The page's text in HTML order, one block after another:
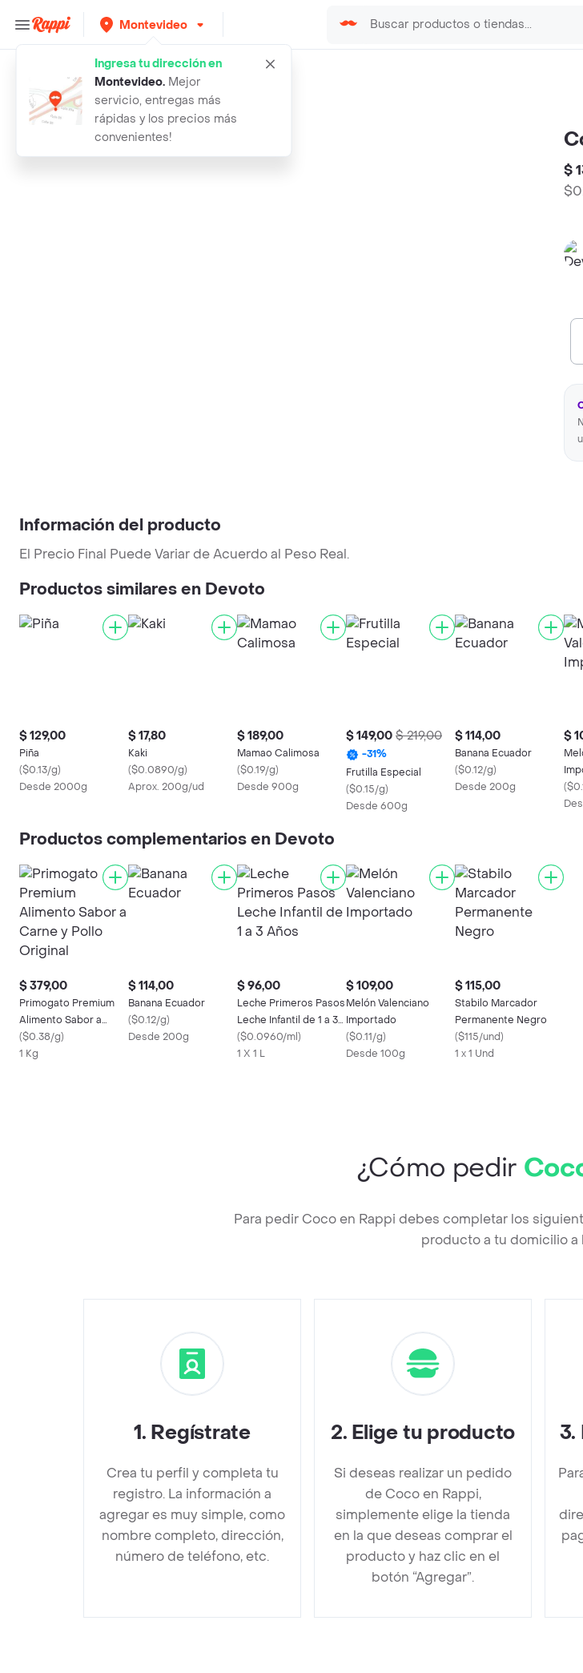
Montevideo
Ingresa tu dirección en
Montevideo. Mejor
servicio, entregas más
rápidas y los precios más
convenientes!
Búsquedas relacionadas:Frutas,Primogato
Rappi coco
$
Información del producto
El Precio Final Puede Variar de Acuerdo al Peso Real.
Productos similares en Devoto
$ 129,00
Piña
($0.13/g)
Desde 2000g
$ 17,80
Kaki
($0.0890/g)
Aprox. 200g/ud
$ 189,00
Mamao Calimosa
($0.19/g)
Desde 900g
$ 149,00 $ 219,00
-31%
Frutilla Especial
($0.15/g)
Desde 600g
$ 114,00
Banana Ecuador
($0.12/g)
Desde 200g
$
(
Productos complementarios en Devoto
$ 379,00
Primogato Premium
Alimento Sabor a
Carne y Pollo Original
($0.38/g)
1 Kg
$ 114,00
Banana Ecuador
($0.12/g)
Desde 200g
$ 96,00
Leche Primeros Pasos
Leche Infantil de 1 a 3
Años
($0.0960/ml)
1 X 1 L
$ 109,00
Melón Valenciano
Importado
($0.11/g)
Desde 100g
$ 115,00
Stabilo Marcador
Permanente Negro
($115/und)
1 x 1 Und
¿Cómo pedir
Para pedir Coco en Rappi debes completar los
producto a tu domicilio a
1. Regístrate
Crea tu perfil y completa tu
registro. La información a
agregar es muy simple, como
nombre completo, dirección,
número de teléfono, etc.
2. Elige tu producto
Si deseas realizar un pedido
de Coco en Rappi,
simplemente elige la tienda
en la que deseas comprar el
producto y haz clic en el
botón “Agregar”.
3.